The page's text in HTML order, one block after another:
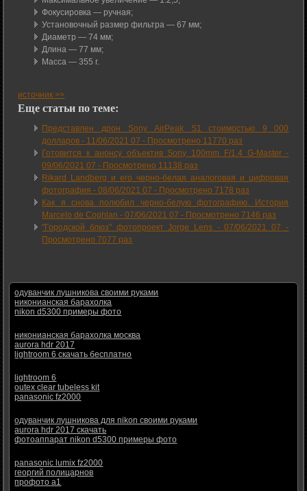
Фокусировка — ручная;
Установочный размер фильтра — 67 мм;
Диаметр — 74 мм;
Длина — 77 мм;
Масса — 355 г.
источник >>
Еще статьи по теме:
Представлен дрон Sony AirPeak S1 стоимостью 9 000
долларов - 11/06/2021 07 - Просмотрено 11770 раз
Готовится к анонсу объектив Sony 100mm F/1.4 G-Master -
09/06/2021 07 - Просмотрено 11138 раз
Rikard Landberg и его черно-белая аналоговая и цифровая
фотография -08/06/2021 07 - Просмотрено 7178 раз
Как я снова полюбил черно-белую фотографию. История
Marcelo de Coghlan -07/06/2021 07 - Просмотрено 7146 раз
"Городской блюз" фотопроект Jorge Lens -07/06/2021 07 -
Просмотрено 7077 раз
одуванчик лушникова своими руками
никонианская барахолка
nikon d5300 примеры фото
никонианская барахолка москва
aurora hdr 2017
lightroom 6 скачать бесплатно
lightroom 6
outex clear tubeless kit
panasonic fz2000
одуванчик лушникова для nikon своими руками
aurora hdr 2017 скачать
фотоаппарат nikon d5300 примеры фото
panasonic lumix fz2000
георгий полицарнов
профото а1